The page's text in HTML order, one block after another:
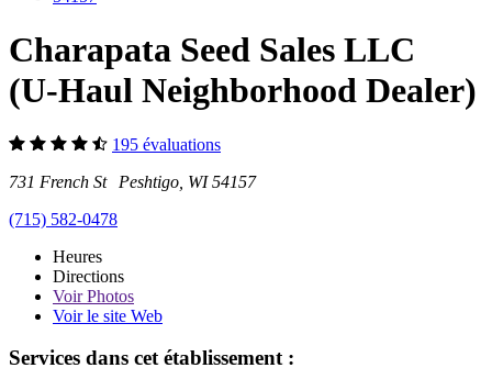
Charapata Seed Sales LLC
(U-Haul Neighborhood Dealer)
195 évaluations
731 French St Peshtigo, WI 54157
(715) 582-0478
Heures
Directions
VoirPhotos
Voir le site Web
Services dans cet établissement :